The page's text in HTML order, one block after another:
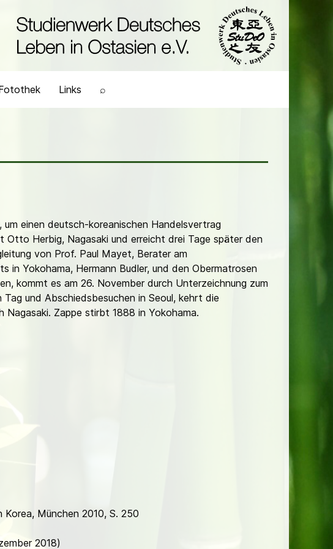
Links ⌕
einen deutsch-koreanischen Handelsvertrag
Otto Herbig, Nagasaki und erreicht drei Tage später den
von Prof. Paul Mayet, Berater am
Yokohama, Hermann Budler, und den Obermatrosen
kommt es am 26. November durch Unterzeichnung zum
und Abschiedsbesuchen in Seoul, kehrt die
Nagasaki. Zappe stirbt 1888 in Yokohama.
München 2010, S. 250
2018)